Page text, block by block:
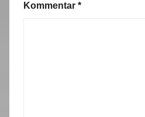
Kommentar *